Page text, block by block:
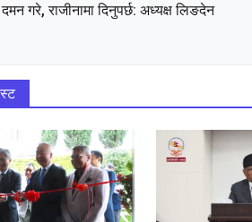
गरे, राजीनामा दिनुपर्छ: अध्यक्ष लिङदेन